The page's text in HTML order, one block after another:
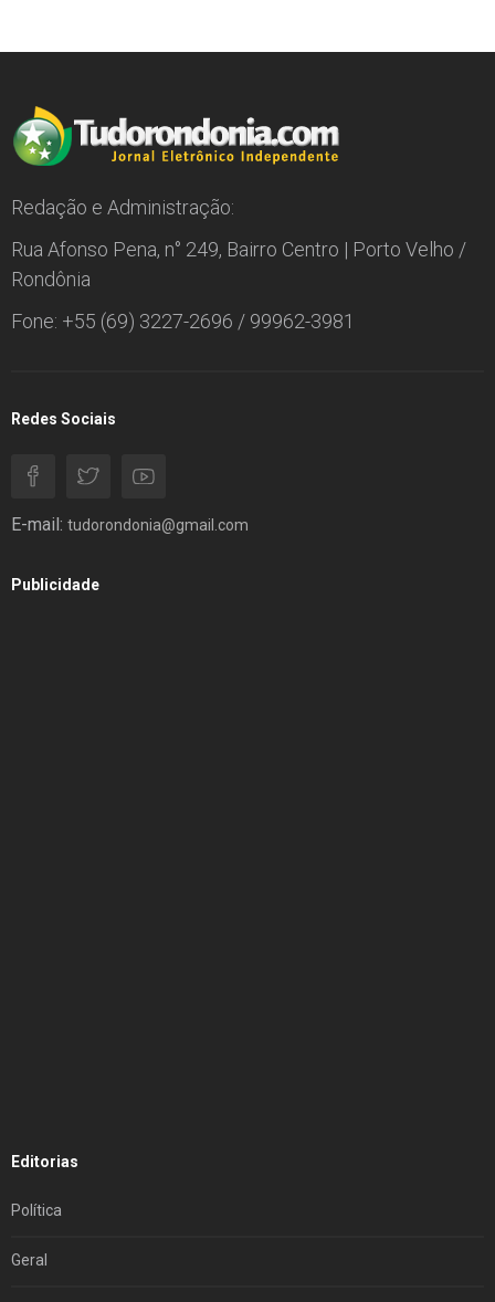
Redação e Administração:
Rua Afonso Pena, n° 249, Bairro Centro | Porto Velho /
Rondônia
Fone: +55 (69) 3227-2696 / 99962-3981
Redes Sociais
E-mail: tudorondonia@gmail.com
Publicidade
Editorias
Política
Geral